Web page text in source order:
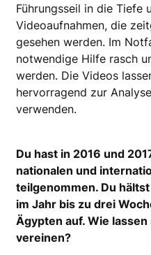
Führungsseil in die Tiefe
Videoaufnahmen, die
gesehen werden. Im
notwendige Hilfe rasch
werden. Die Videos
hervorragend zur
verwenden.
Du hast in 2016 und
nationalen und
teilgenommen. Du
im Jahr bis zu drei
Ägypten auf. Wie
vereinen?